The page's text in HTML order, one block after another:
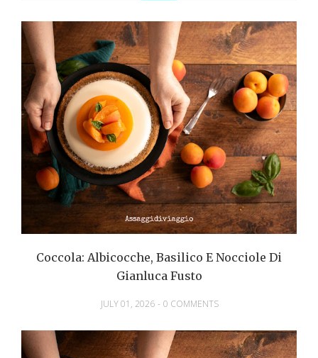
Coccola: Albicocche, Basilico E Nocciole Di
Gianluca Fusto
JULY 01, 2026 - 0 COMMENTS